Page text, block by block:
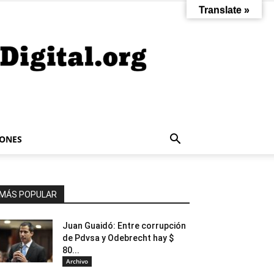
MÁS POPULAR
Juan Guaidó: Entre corrupción
de Pdvsa y Odebrecht hay $
80...
Archivo
Translate »